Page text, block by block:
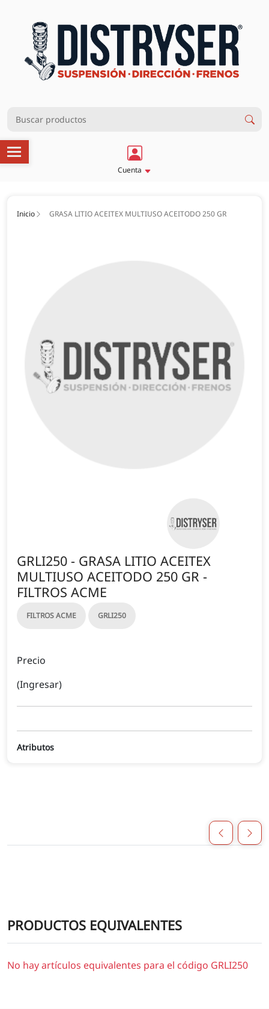
Cuenta
Inicio GRASA LITIO ACEITEX MULTIUSO ACEITODO 250 GR
GRLI250 - GRASA LITIO ACEITEX
MULTIUSO ACEITODO 250 GR -
FILTROS ACME
FILTROS ACME GRLI250
Precio
(Ingresar)
Atributos
PRODUCTOS EQUIVALENTES
No hay artículos equivalentes para el código GRLI250